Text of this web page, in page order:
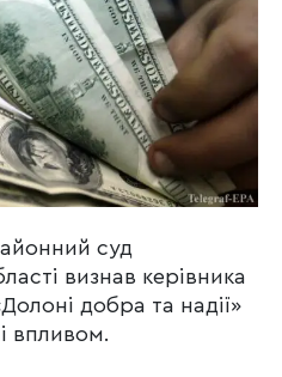
суд
визнав керівника
добра та надії»
впливом.